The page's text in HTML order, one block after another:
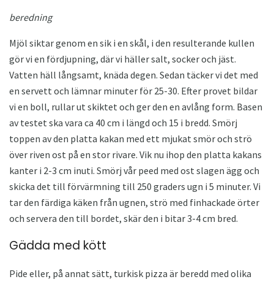
beredning
Mjöl siktar genom en sik i en skål, i den resulterande kullen
gör vi en fördjupning, där vi häller salt, socker och jäst.
Vatten häll långsamt, knäda degen. Sedan täcker vi det med
en servett och lämnar minuter för 25-30. Efter provet bildar
vi en boll, rullar ut skiktet och ger den en avlång form. Basen
av testet ska vara ca 40 cm i längd och 15 i bredd. Smörj
toppen av den platta kakan med ett mjukat smör och strö
över riven ost på en stor rivare. Vik nu ihop den platta kakans
kanter i 2-3 cm inuti. Smörj vår peed med ost slagen ägg och
skicka det till förvärmning till 250 graders ugn i 5 minuter. Vi
tar den färdiga käken från ugnen, strö med finhackade örter
och servera den till bordet, skär den i bitar 3-4 cm bred.
Gädda med kött
Pide eller, på annat sätt, turkisk pizza är beredd med olika